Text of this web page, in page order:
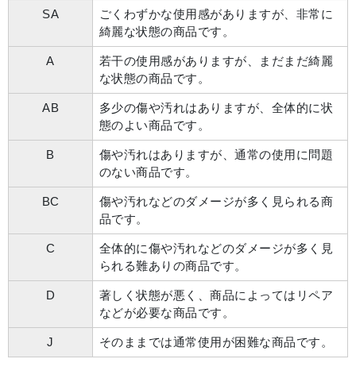
SA
ごくわずかな使用感がありますが、非常に
綺麗な状態の商品です。
A
若干の使用感がありますが、まだまだ綺麗
な状態の商品です。
AB
多少の傷や汚れはありますが、全体的に状
態のよい商品です。
B
傷や汚れはありますが、通常の使用に問題
のない商品です。
BC
傷や汚れなどのダメージが多く見られる商
品です。
C
全体的に傷や汚れなどのダメージが多く見
られる難ありの商品です。
D
著しく状態が悪く、商品によってはリペア
などが必要な商品です。
J そのままでは通常使用が困難な商品です。